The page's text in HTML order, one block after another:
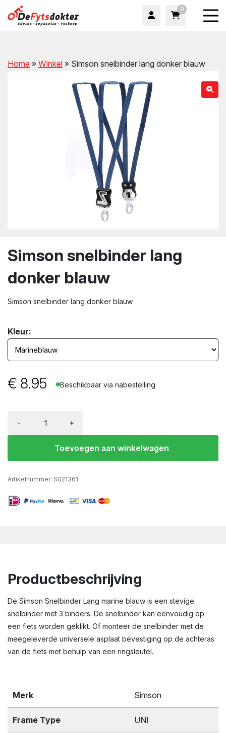
0
Home » Winkel » Simson snelbinder lang donker blauw
Simson snelbinder lang
donker blauw
Simson snelbinder lang donker blauw
Kleur:
€ 8.95 Beschikbaar via nabestelling
- +
Toevoegen aan winkelwagen
Artikelnummer: S021361
Productbeschrijving
De Simson Snelbinder Lang marine blauw is een stevige
snelbinder met 3 binders. De snelbinder kan eenvoudig op
een fiets worden geklikt. Of monteer de snelbinder met de
meegeleverde universele asplaat bevestiging op de achteras
van de fiets met behulp van een ringsleutel.
Merk Simson
Frame Type UNI